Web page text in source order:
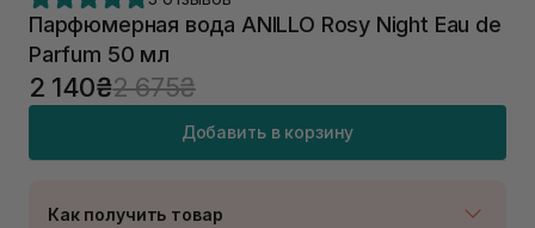
Парфюмерная вода ANILLO Rosy Night Eau de
Parfum 50 мл
2 140₴2 675₴
Добавить в корзину
Как получить товар